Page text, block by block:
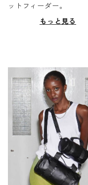
ットフィーダー。
もっと見る